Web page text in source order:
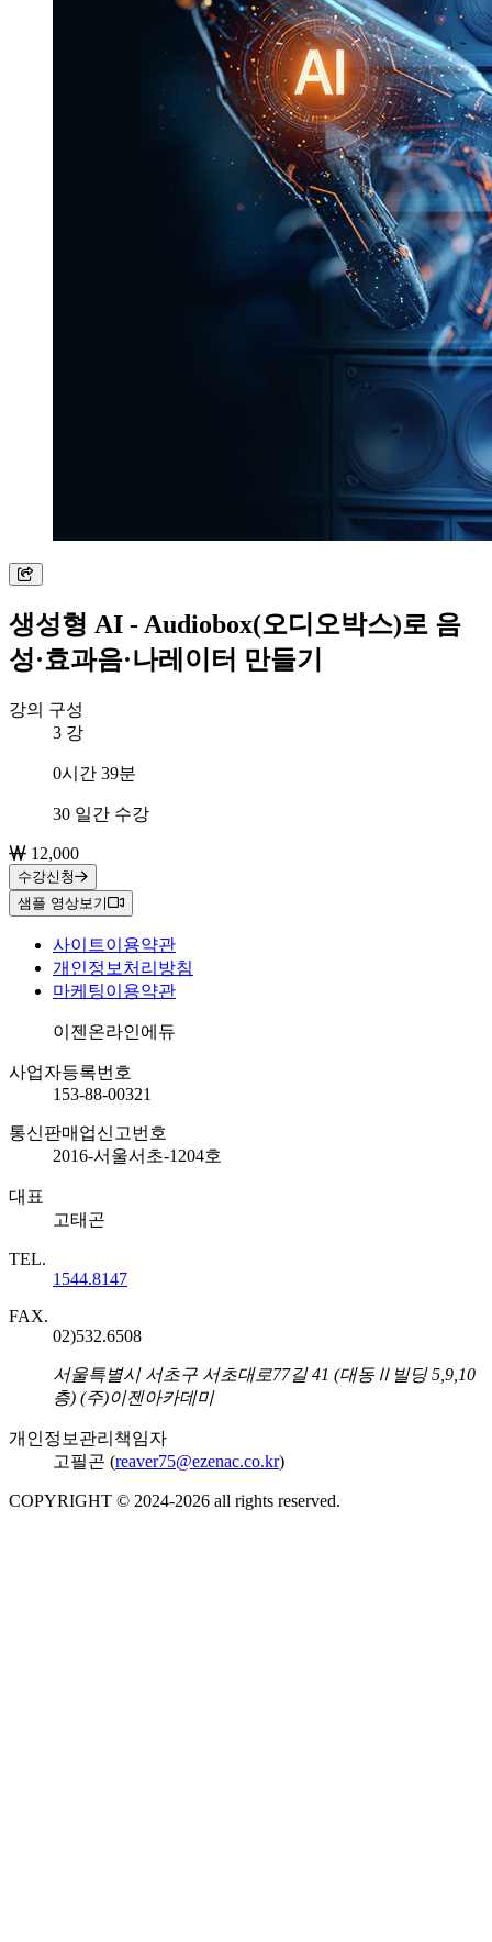
생성형 AI - Audiobox(오디오박스)로 음
성·효과음·나레이터 만들기
강의 구성
3 강
총 학습시간
0시간 39분
수강 기간30 일간 수강
12,000
수강신청
샘플 영상보기
사이트이용약관
개인정보처리방침
마케팅이용약관
회사명이젠온라인에듀
사업자등록번호
153-88-00321
통신판매업신고번호
2016-서울서초-1204호
대표
고태곤
TEL.
1544.8147
FAX.
02)532.6508
서울특별시 서초구 서초대로77길 41 (대동Ⅱ빌딩 5,9,10
층) (주)이젠아카데미
개인정보관리책임자
고필곤 (reaver75@ezenac.co.kr)
COPYRIGHT © 2024-2026 all rights reserved.